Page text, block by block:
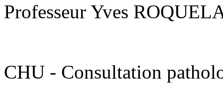
Professeur Yves
CHU - Consultation